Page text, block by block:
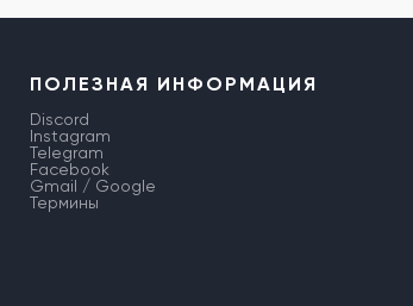
ПОЛЕЗНАЯ ИНФОРМАЦИЯ
Discord
Instagram
Telegram
Facebook
Gmail / Google
Термины